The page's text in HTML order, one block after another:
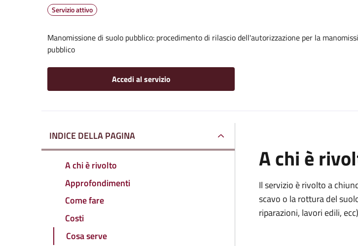
Servizio attivo
Manomissione di suolo pubblico: procedimento di rilascio dell'autorizzazione per la
pubblico
Accedi al servizio
INDICE DELLA PAGINA
A chi è rivolto
Approfondimenti
Come fare
Costi
Cosa serve
A chi è
Il servizio è rivolto a
scavo o la rottura del
riparazioni, lavori edili,